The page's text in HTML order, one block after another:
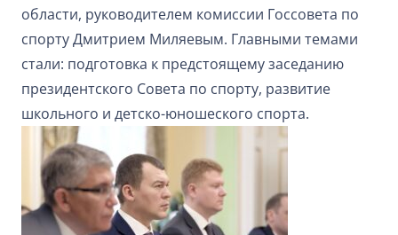
области, руководителем комиссии Госсовета по
спорту Дмитрием Миляевым. Главными темами
стали: подготовка к предстоящему заседанию
президентского Совета по спорту, развитие
школьного и детско-юношеского спорта.